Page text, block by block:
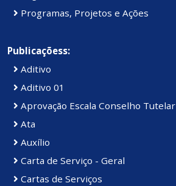
Programas, Projetos e Ações
Publicaçõess:
Aditivo
Aditivo 01
Aprovação Escala Conselho Tutelar
Ata
Auxílio
Carta de Serviço - Geral
Cartas de Serviços